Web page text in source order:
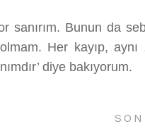
Bunun da
Her kayıp, aynı
diye bakıyorum.